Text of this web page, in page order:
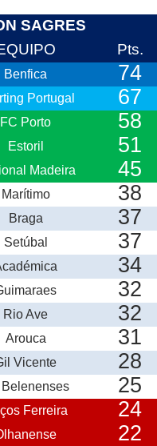
SAGRES
Pts.
Benfica 74
Portugal 67
FC Porto 58
Estoril 51
Madeira 45
Marítimo 38
Braga 37
Setúbal 37
34
32
Rio Ave 32
Arouca 31
Vicente 28
25
Ferreira 24
22